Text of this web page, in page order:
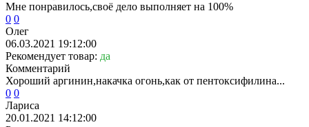
Мне понравилось,своё дело выполняет на 100%
0 0
Олег
06.03.2021 19:12:00
Рекомендует товар: да
Комментарий
Хороший аргинин,накачка огонь,как от пентоксифилина...
0 0
Лариса
20.01.2021 14:12:00